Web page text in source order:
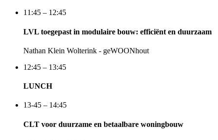
11:45 – 12:45
LVL toegepast in modulaire bouw: efficiënt en duurzaam
Nathan Klein Wolterink - geWOONhout
12:45 – 13:45
LUNCH
13-45 – 14:45
CLT voor duurzame en betaalbare woningbouw